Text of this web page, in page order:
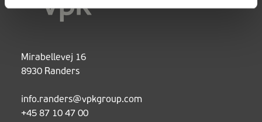
Mirabellevej 16
8930 Randers
info.randers@vpkgroup.com
+45 87 10 47 00